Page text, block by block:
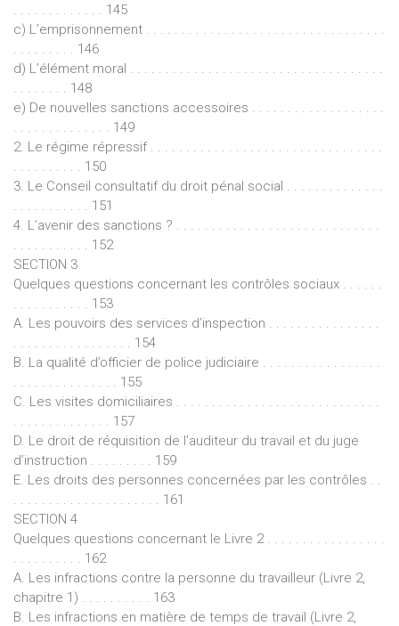
. . . . . . . . . . . . . 145
c) L’emprisonnement . . . . . . . . . . . . . . . . . . . . . . . . . . . . . . . . . .
. . . . . . . . . 146
d) L’élément moral . . . . . . . . . . . . . . . . . . . . . . . . . . . . . . . . . . . .
. . . . . . . . 148
e) De nouvelles sanctions accessoires . . . . . . . . . . . . . . . . . . .
. . . . . . . . . . . . . . 149
2. Le régime répressif . . . . . . . . . . . . . . . . . . . . . . . . . . . . . . . . .
. . . . . . . . . . 150
3. Le Conseil consultatif du droit pénal social . . . . . . . . . . . . . .
. . . . . . . . . . . 151
4. L’avenir des sanctions ? . . . . . . . . . . . . . . . . . . . . . . . . . . . . .
. . . . . . . . . . . 152
SECTION 3
Quelques questions concernant les contrôles sociaux . . . . . .
. . . . . . . . . . . 153
A. Les pouvoirs des services d’inspection . . . . . . . . . . . . . . . .
. . . . . . . . . . . . . . . . . 154
B. La qualité d’officier de police judiciaire . . . . . . . . . . . . . . . . .
. . . . . . . . . . . . . . . 155
C. Les visites domiciliaires . . . . . . . . . . . . . . . . . . . . . . . . . . . . .
. . . . . . . . . . . . . . 157
D. Le droit de réquisition de l’auditeur du travail et du juge
d’instruction . . . . . . . . . 159
E. Les droits des personnes concernées par les contrôles . .
. . . . . . . . . . . . . . . . . . . . . 161
SECTION 4
Quelques questions concernant le Livre 2 . . . . . . . . . . . . . . . . .
. . . . . . . . . . 162
A. Les infractions contre la personne du travailleur (Livre 2,
chapitre 1) . . . . . . . . . . 163
B. Les infractions en matière de temps de travail (Livre 2,